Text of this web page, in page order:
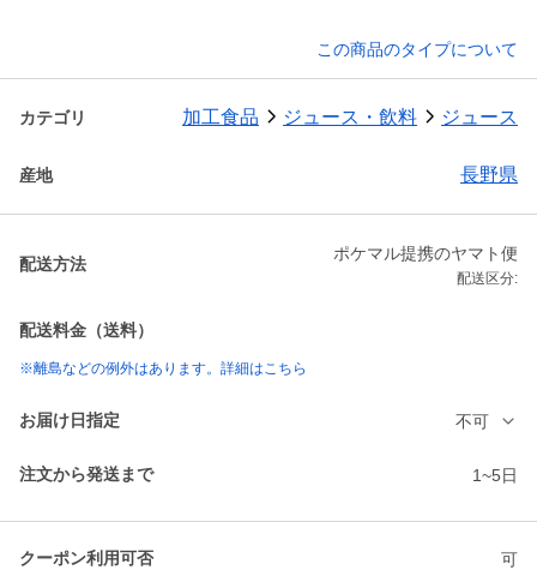
この商品のタイプについて
カテゴリ 加工食品 ジュース・飲料 ジュース
産地 長野県
配送方法
ポケマル提携のヤマト便
配送区分:
配送料金（送料）
※離島などの例外はあります。詳細はこちら
お届け日指定 不可
注文から発送まで 1~5日
クーポン利用可否 可